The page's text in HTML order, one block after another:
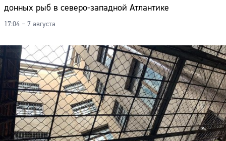
донных рыб в северо-западной Атлантике
17:04 – 7 августа